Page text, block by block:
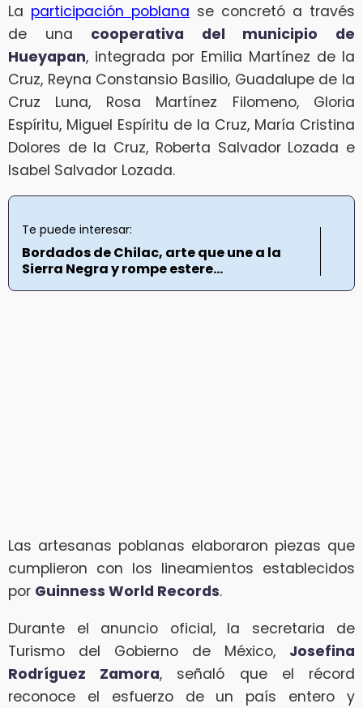
La participación poblana se concretó a través
de una cooperativa del municipio de
Hueyapan, integrada por Emilia Martínez de la
Cruz, Reyna Constansio Basilio, Guadalupe de la
Cruz Luna, Rosa Martínez Filomeno, Gloria
Espíritu, Miguel Espíritu de la Cruz, María Cristina
Dolores de la Cruz, Roberta Salvador Lozada e
Isabel Salvador Lozada.
Te puede interesar:
Bordados de Chilac, arte que une a la
Sierra Negra y rompe estere...
Las artesanas poblanas elaboraron piezas que
cumplieron con los lineamientos establecidos
por Guinness World Records.
Durante el anuncio oficial, la secretaria de
Turismo del Gobierno de México, Josefina
Rodríguez Zamora, señaló que el récord
reconoce el esfuerzo de un país entero y